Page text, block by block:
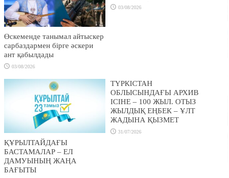
Өскеменде танымал айтыскер
сарбаздармен бірге әскери
ант қабылдады
03/08/2026
03/08/2026
ҚҰРЫЛТАЙДАҒЫ
БАСТАМАЛАР – ЕЛ
ДАМУЫНЫҢ ЖАҢА
БАҒЫТЫ
ТҮРКІСТАН
ОБЛЫСЫНДАҒЫ АРХИВ
ІСІНЕ – 100 ЖЫЛ. ОТЫЗ
ЖЫЛДЫҚ ЕҢБЕК – ҰЛТ
ЖАДЫНА ҚЫЗМЕТ
31/07/2026